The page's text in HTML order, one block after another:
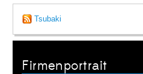
Tsubaki
Firmenportrait